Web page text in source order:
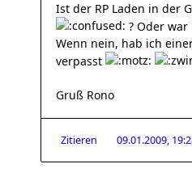
Ist der RP Laden in der
? Oder
Wenn nein, hab ich
verpasst
Gruß Rono
Zitieren 09.01.2009,